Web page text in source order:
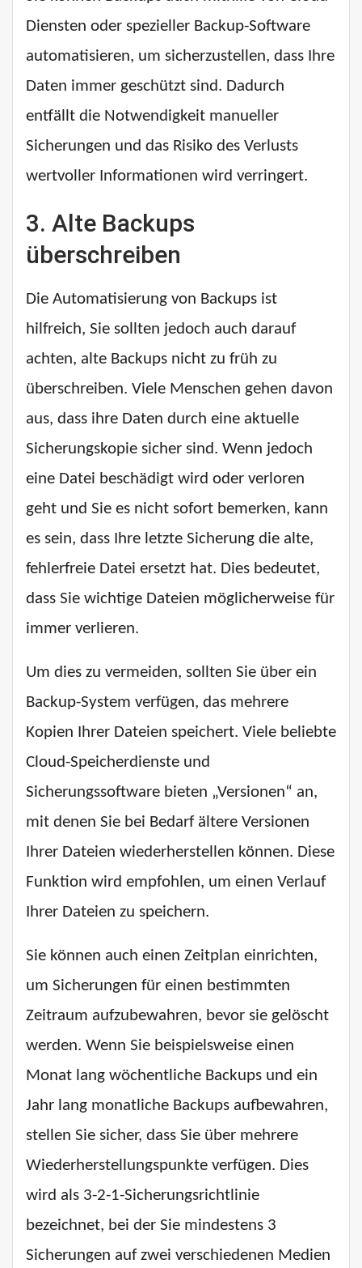
Diensten oder spezieller Backup-Software
automatisieren, um sicherzustellen, dass Ihre
Daten immer geschützt sind. Dadurch
entfällt die Notwendigkeit manueller
Sicherungen und das Risiko des Verlusts
wertvoller Informationen wird verringert.
3. Alte Backups
überschreiben
Die Automatisierung von Backups ist
hilfreich, Sie sollten jedoch auch darauf
achten, alte Backups nicht zu früh zu
überschreiben. Viele Menschen gehen davon
aus, dass ihre Daten durch eine aktuelle
Sicherungskopie sicher sind. Wenn jedoch
eine Datei beschädigt wird oder verloren
geht und Sie es nicht sofort bemerken, kann
es sein, dass Ihre letzte Sicherung die alte,
fehlerfreie Datei ersetzt hat. Dies bedeutet,
dass Sie wichtige Dateien möglicherweise für
immer verlieren.
Um dies zu vermeiden, sollten Sie über ein
Backup-System verfügen, das mehrere
Kopien Ihrer Dateien speichert. Viele beliebte
Cloud-Speicherdienste und
Sicherungssoftware bieten „Versionen“ an,
mit denen Sie bei Bedarf ältere Versionen
Ihrer Dateien wiederherstellen können. Diese
Funktion wird empfohlen, um einen Verlauf
Ihrer Dateien zu speichern.
Sie können auch einen Zeitplan einrichten,
um Sicherungen für einen bestimmten
Zeitraum aufzubewahren, bevor sie gelöscht
werden. Wenn Sie beispielsweise einen
Monat lang wöchentliche Backups und ein
Jahr lang monatliche Backups aufbewahren,
stellen Sie sicher, dass Sie über mehrere
Wiederherstellungspunkte verfügen. Dies
wird als 3-2-1-Sicherungsrichtlinie
bezeichnet, bei der Sie mindestens 3
Sicherungen auf zwei verschiedenen Medien